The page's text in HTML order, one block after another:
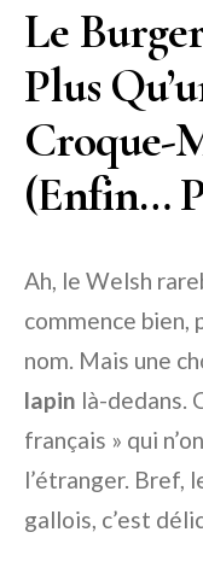
Le
Plus
Croque-
(Enfin…
Ah, le Welsh
commence bien,
nom. Mais une
lapin là-dedans.
français » qui
l’étranger. Bref,
gallois, c’est